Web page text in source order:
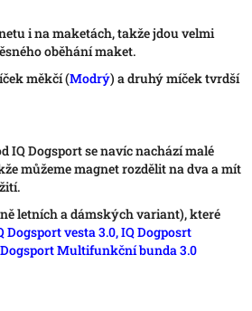
i na maketách, takže jdou velmi
oběhání maket.
měkčí (Modrý) a druhý míček tvrdší
IQ Dogsport se navíc nachází malé
můžeme magnet rozdělit na dva a mít
letních a dámských variant), které
Dogsport vesta 3.0,IQ Dogposrt
Multifunkční bunda 3.0